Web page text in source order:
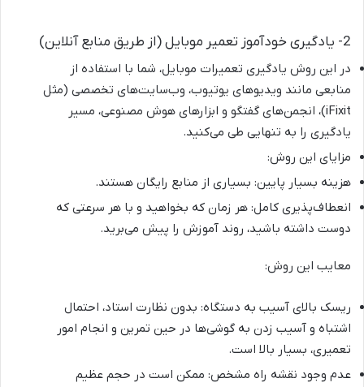
2- یادگیری خودآموز تعمیر موبایل (از طریق منابع آنلاین)
در این روش یادگیری تعمیرات موبایل، شما با استفاده از
منابعی مانند ویدیوهای یوتیوب، وب‌سایت‌های تخصصی (مثل
iFixit)، انجمن‌های گفتگو و ابزارهای هوش مصنوعی، مسیر
یادگیری را به تنهایی طی می‌کنید.
مزایای این روش:
هزینه بسیار پایین: بسیاری از منابع رایگان هستند.
انعطاف‌پذیری کامل: هر زمان که بخواهید و با هر سرعتی که
دوست داشته باشید، روند آموزش را پیش می‌برید.
معایب این روش:
ریسک بالای آسیب به دستگاه: بدون نظارت استاد، احتمال
اشتباه و آسیب زدن به گوشی‌ها در حین تمرین و انجام امور
تعمیری، بسیار بالا است.
عدم وجود نقشه راه مشخص: ممکن است در حجم عظیم